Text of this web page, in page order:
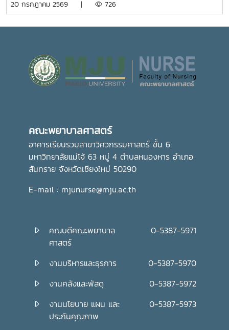
ระหว่างหน่วยงาน พัฒนาทักษะการคิดวิเคราะห์ การแก้ไขปัญหา
ตลอดจนการปรับตัวในรั้วมหาวิทยาลัย อันเป็นรากฐานสำคัญใน
การก้าวสู่การเป็นวิชาชีพพยาบาลที่มีคุณธรรมและจริยธรรมต่อไป
ดีของนักศึกษาอย่างรอบด้าน
ประธานในพิธี ณ อาคารแผ่พืชน์ มหาวิทยาลัยแม่โจ้ผู้เข้าร่วมพิธี
อีกทั้งยังเป็นการส่งเสริมการอนุรักษ์ศิลปวัฒนธรรมและปลูกฝัง
คุณธรรม จริยธรรม ตลอดจนสร้างความเป็นสิริมงคลแก่ชีวิต
คณะพยาบาลศาสตร์ มุ่งมั่น ส่งเสริมให้บุคลากรมีส่วนร่วมในการ
ต่อไปอย่างไรก็ตาม พิธีถวายเทียนพรรษาในครั้งนี้ จัดโดย กอง
ส่งเสริมศิลปวัฒนธรรม มหาวิทยาลัยแม่โจ้
20 กรกฎาคม 2569 | 726
คณะพยาบาลศาสตร์
อาคารเรียนรวมสาขาวิศวกรรมศาสตร์ ชั้น 6
มหาวิทยาลัยแม่โจ้ 63 หมู่ 4 ตำบลหนองหาร อำเภอ
สันทราย จังหวัดเชียงใหม่ 50290
E-mail : mjunurse@mju.ac.th
คณบดีคณะพยาบาล
ศาสตร์
0-5387-5971
งานบริหารและธุรการ
0-5387-5970
งานคลังและพัสดุ
0-5387-5972
งานนโยบาย แผน และ
ประกันคุณภาพ
0-5387-5973